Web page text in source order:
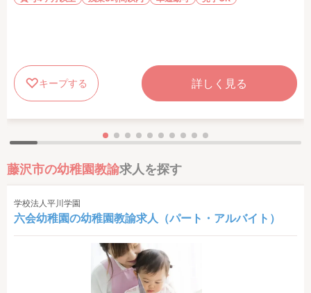
キープする 詳しく見る
藤沢市の幼稚園教諭求人を探す
学校法人平川学園
六会幼稚園の幼稚園教諭求人（パート・アルバイト）